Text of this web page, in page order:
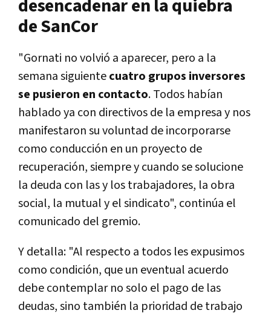
desencadenar en la quiebra
de SanCor
"Gornati no volvió a aparecer, pero a la
semana siguientecuatro grupos inversores
se pusieron en contacto. Todos habían
hablado ya con directivos de la empresa y nos
manifestaron su voluntad de incorporarse
como conducción en un proyecto de
recuperación, siempre y cuando se solucione
la deuda con las y los trabajadores, la obra
social, la mutual y el sindicato", continúa el
comunicado del gremio.
Y detalla: "Al respecto a todos les expusimos
como condición, que un eventual acuerdo
debe contemplar no solo el pago de las
deudas, sino también la prioridad de trabajo